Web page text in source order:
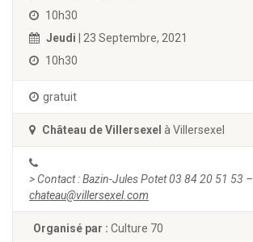
10h30
Jeudi | 23 Septembre, 2021
10h30
gratuit
Château de Villersexel à Villersexel
> Contact : Bazin-Jules Potet 03 84 20 51 53 –
chateau@villersexel.com
Organisé par : Culture 70